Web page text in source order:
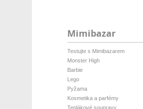
Mimibazar
Testujte s Mimibazarem
Monster High
Barbie
Lego
Pyžama
Kosmetika a parfémy
Teplákové soupravy